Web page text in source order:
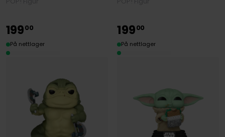
19900
På nettlager
19900
På nettlager